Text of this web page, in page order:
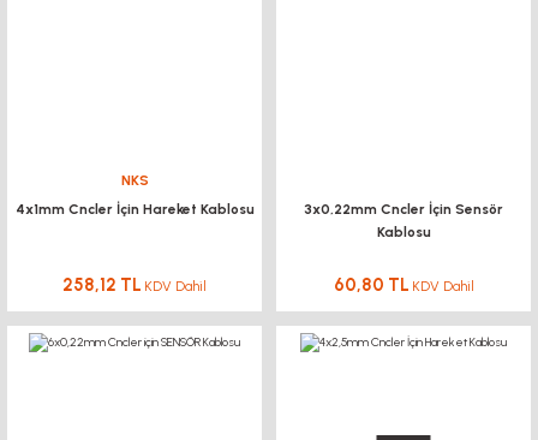
NKS
4x1mm Cncler İçin Hareket Kablosu
258,12 TL KDV Dahil
3x0,22mm Cncler İçin Sensör
Kablosu
60,80 TL KDV Dahil